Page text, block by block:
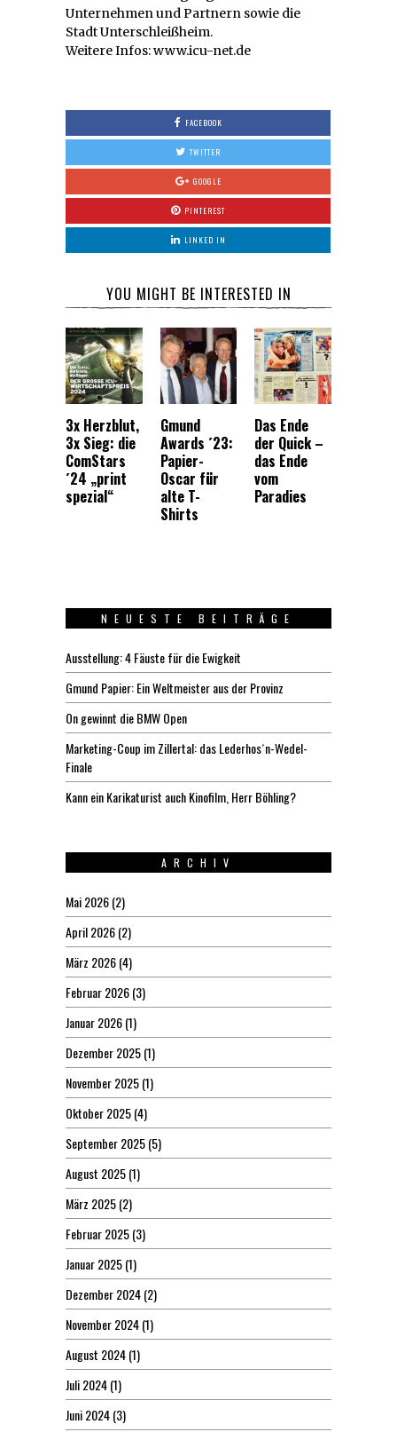
Unternehmen und Partnern sowie die
Stadt Unterschleißheim.
Weitere Infos: www.icu-net.de
FACEBOOK
TWITTER
GOOGLE
PINTEREST
LINKED IN
YOU MIGHT BE INTERESTED IN
3x Herzblut,
3x Sieg: die
ComStars
´24 „print
spezial“
Gmund
Awards ´23:
Papier-
Oscar für
alte T-
Shirts
Das Ende
der Quick –
das Ende
vom
Paradies
NEUESTE BEITRÄGE
Ausstellung: 4 Fäuste für die Ewigkeit
Gmund Papier: Ein Weltmeister aus der Provinz
On gewinnt die BMW Open
Marketing-Coup im Zillertal: das Lederhos´n-Wedel-
Finale
Kann ein Karikaturist auch Kinofilm, Herr Böhling?
ARCHIV
Mai 2026(2)
April 2026(2)
März 2026(4)
Februar 2026(3)
Januar 2026(1)
Dezember 2025(1)
November 2025(1)
Oktober 2025(4)
September 2025(5)
August 2025(1)
März 2025(2)
Februar 2025(3)
Januar 2025(1)
Dezember 2024(2)
November 2024(1)
August 2024(1)
Juli 2024(1)
Juni 2024(3)